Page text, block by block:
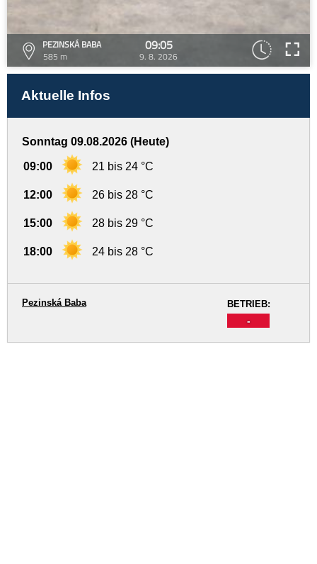
PEZINSKÁ BABA
585 m
09:05
9. 8. 2026
Aktuelle Infos
Sonntag 09.08.2026 (Heute)
09:00 21 bis 24 °C
12:00 26 bis 28 °C
15:00 28 bis 29 °C
18:00 24 bis 28 °C
BETRIEB:
-
Pezinská Baba